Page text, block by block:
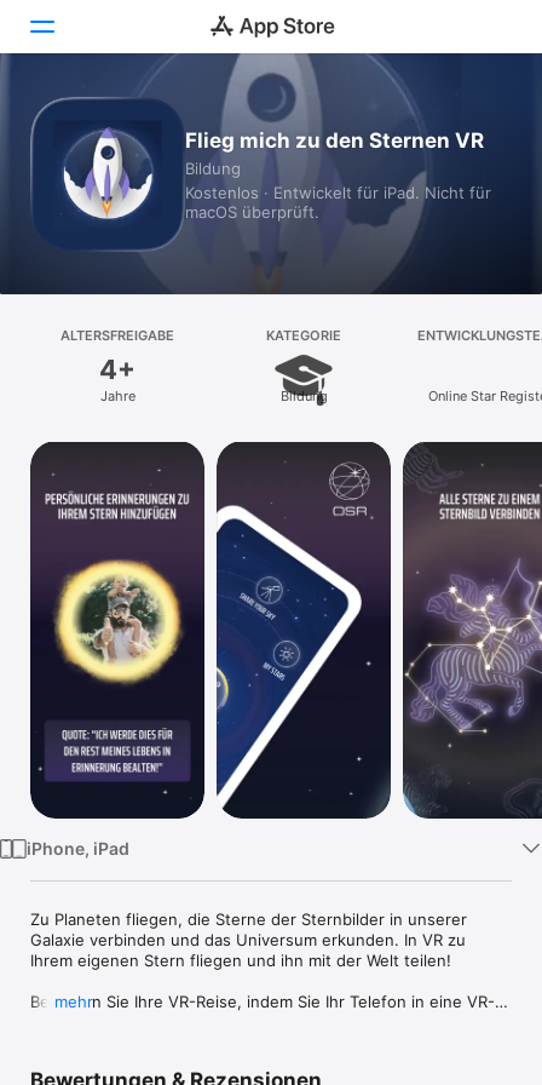
Spiele
Apps
Plattform
iPad
Mac
Vision
Flieg mich zu den Sternen VR
Bildung
Kostenlos · Entwickelt für iPad. Nicht für
macOS überprüft.
ALTERSFREIGABE
4+
Jahre
KATEGORIE
Bildung Online Star
iPhone, iPad
Zu Planeten fliegen, die Sterne der Sternbilder in unserer
Galaxie verbinden und das Universum erkunden. In VR zu
Ihrem eigenen Stern fliegen und ihn mit der Welt teilen!
Beginnen Sie Ihre VR-Reise, indem Sie Ihr Telefon in eine VR-
mehr
Bewertungen & Rezensionen